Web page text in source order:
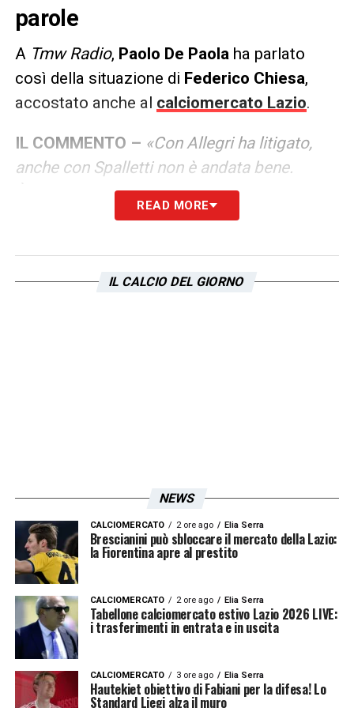
parole
A Tmw Radio, Paolo De Paola ha parlato
così della situazione di Federico Chiesa,
accostato anche al calciomercato Lazio.
IL COMMENTO – «Con Allegri ha litigato,
anche con Spalletti non è andata bene.
È colpa di Motta che non lo vede? Per
dirglielo con questa forza vuol dire che c’è
tattico. Io dicevo lo scorso anno che Chiesa
lo vuoi. Metterlo in mostra deprezzandolo,
dicendo che non rientra nei piani, magari
porta a prenderlo a fine mercato a un buon
prezzo. Chi ci impedisce di pensare che
l’agente sia già in accordi con un altro club,
magari per abbassare ancora il prezzo? C’è
anche questa di strategia».
READ MORE
IL CALCIO DEL GIORNO
NEWS
CALCIOMERCATO 2 ore ago Elia Serra
Brescianini può sbloccare il mercato della Lazio:
la Fiorentina apre al prestito
CALCIOMERCATO 2 ore ago Elia Serra
Tabellone calciomercato estivo Lazio 2026 LIVE:
i trasferimenti in entrata e in uscita
CALCIOMERCATO 3 ore ago Elia Serra
Hautekiet obiettivo di Fabiani per la difesa! Lo
Standard Liegi alza il muro